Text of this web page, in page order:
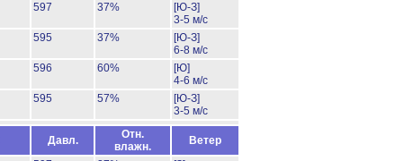
597 37%
[Ю-З]
3-5 м/с
595 37%
[Ю-З]
6-8 м/с
596 60%
[Ю]
4-6 м/с
595 57%
[Ю-З]
3-5 м/с
Давл.
Отн.
влажн.
Ветер